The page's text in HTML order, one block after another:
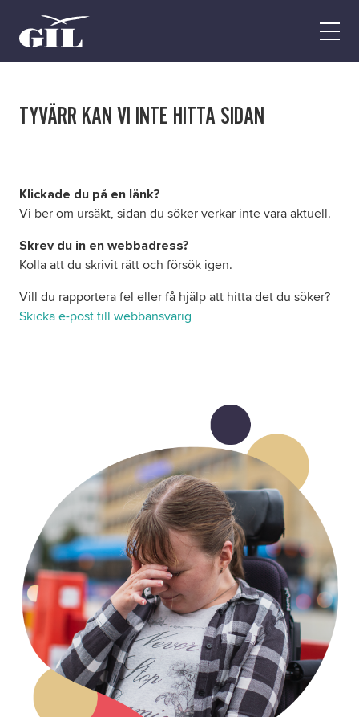
assistans
Open
Ha assistans
Utbildningar & Event
Min sida
Kontakt
Ordlista
FAQ
Tillgänglighetsredogörelse
GDPR
Formulär
TYVÄRR KAN VI INTE HITTA SIDAN
Klickade du på en länk?
Vi ber om ursäkt, sidan du söker verkar inte vara aktuell.
Skrev du in en webbadress?
Kolla att du skrivit rätt och försök igen.
Vill du rapportera fel eller få hjälp att hitta det du söker?
Skicka e-post till webbansvarig